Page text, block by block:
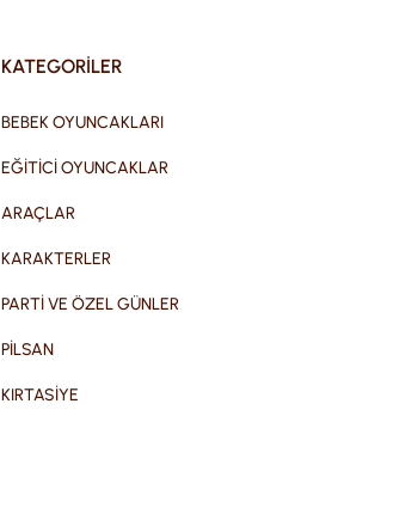
KATEGORİLER
BEBEK OYUNCAKLARI
EĞİTİCİ OYUNCAKLAR
ARAÇLAR
KARAKTERLER
PARTİ VE ÖZEL GÜNLER
PİLSAN
KIRTASİYE